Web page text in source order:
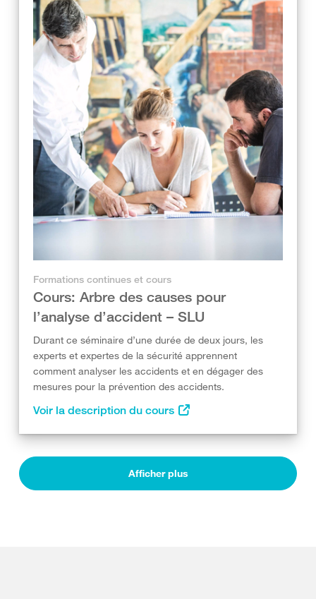
Formations continues et cours
Cours: Arbre des causes pour
l’analyse d’accident – SLU
Durant ce séminaire d’une durée de deux jours, les
experts et expertes de la sécurité apprennent
comment analyser les accidents et en dégager des
mesures pour la prévention des accidents.
Voir la description du cours
Afficher plus